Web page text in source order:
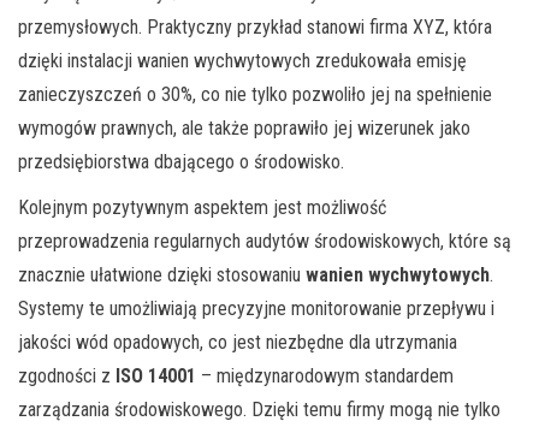
przemysłowych. Praktyczny przykład stanowi firma XYZ, która
dzięki instalacji wanien wychwytowych zredukowała emisję
zanieczyszczeń o 30%, co nie tylko pozwoliło jej na spełnienie
wymogów prawnych, ale także poprawiło jej wizerunek jako
przedsiębiorstwa dbającego o środowisko.
Kolejnym pozytywnym aspektem jest możliwość
przeprowadzenia regularnych audytów środowiskowych, które są
znacznie ułatwione dzięki stosowaniu wanien wychwytowych.
Systemy te umożliwiają precyzyjne monitorowanie przepływu i
jakości wód opadowych, co jest niezbędne dla utrzymania
zgodności z ISO 14001 – międzynarodowym standardem
zarządzania środowiskowego. Dzięki temu firmy mogą nie tylko